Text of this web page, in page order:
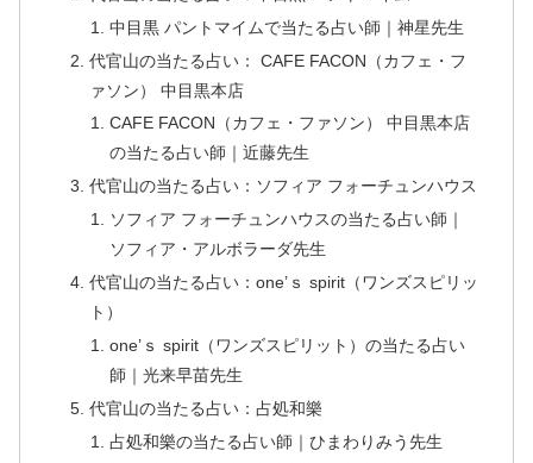
中目黒 パントマイムで当たる占い師｜神星先生
代官山の当たる占い： CAFE FACON（カフェ・フ
ァソン） 中目黒本店
CAFE FACON（カフェ・ファソン） 中目黒本店
の当たる占い師｜近藤先生
代官山の当たる占い：ソフィア フォーチュンハウス
ソフィア フォーチュンハウスの当たる占い師｜
ソフィア・アルボラーダ先生
代官山の当たる占い：one’ｓ spirit（ワンズスピリッ
ト）
one’ｓ spirit（ワンズスピリット）の当たる占い
師｜光来早苗先生
代官山の当たる占い：占処和樂
占処和樂の当たる占い師｜ひまわりみう先生